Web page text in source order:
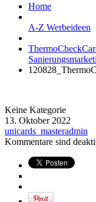
Home
A-Z Werbeideen
Keine Kategorie
13. Oktober 2022
unicards_masteradmin
Kommentare sind